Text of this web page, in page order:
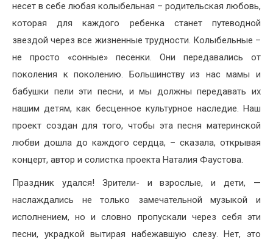
несет в себе любая колыбельная – родительская любовь,
которая для каждого ребенка станет путеводной
звездой через все жизненные трудности. Колыбельные –
не просто «сонные» песенки. Они передавались от
поколения к поколению. Большинству из нас мамы и
бабушки пели эти песни, и мы должны передавать их
нашим детям, как бесценное культурное наследие. Наш
проект создан для того, чтобы эта песня материнской
любви дошла до каждого сердца, – сказала, открывая
концерт, автор и солистка проекта Наталия Фаустова.
Праздник удался! Зрители- и взрослые, и дети, —
наслаждались не только замечательной музыкой и
исполнением, но и словно пропускали через себя эти
песни, украдкой вытирая набежавшую слезу. Нет, это